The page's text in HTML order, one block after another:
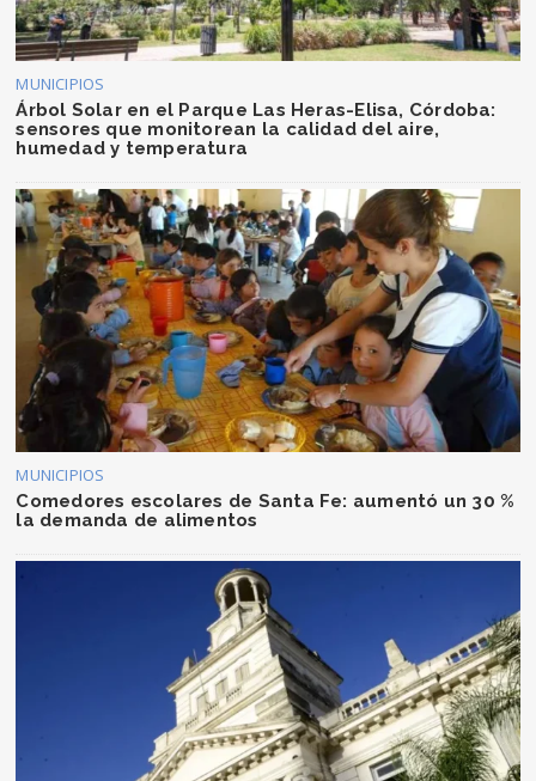
MUNICIPIOS
Árbol Solar en el Parque Las Heras-Elisa, Córdoba:
sensores que monitorean la calidad del aire,
humedad y temperatura
MUNICIPIOS
Comedores escolares de Santa Fe: aumentó un 30 %
la demanda de alimentos